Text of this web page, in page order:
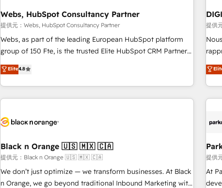
marketing and pipeline growth programs • Sales
enablement tools and CRM optimization • Retention
strategies with customer journey mapping 🏅 Elite-Level
HubSpot Execution • 750+ onboardings and 2,000+
and service hubs • Built-in flexibility for startups to global
brands
Lead
Top
experts Contact us today to
Webs, HubSpot Consultancy Partner
提供元：Webs, HubSpot Consultancy Partner
Webs, as part of the leading European HubSpot platform
group of 150 Fte, is the trusted Elite HubSpot CRM Partner
offering you a roadmap on maximizing EBITDA and
achieving Commercial Excellence. With our targeted
processes, we strengthen your digital transformation and
minimize costs. As HubSpot's Advanced Accredited CRM
business forward. Since 2015 we are fully dedicated to
with reputable companies in B2B sectors such as
manufacturing, SaaS and business services. We prepare a
customized business case that demonstrates the value and
impact of your digital transformation, including a detailed
Elite4.8
提供
des
à la
de
Black n Orange 🇺🇸 🇲🇽 🇨🇦
提供元：Black n Orange 🇺🇸 🇲🇽 🇨🇦
We don’t just optimize — we transform businesses. At Black
n Orange, we go beyond traditional Inbound Marketing with
提供
At